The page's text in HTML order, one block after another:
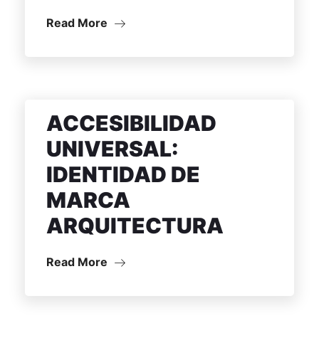
Read More
ACCESIBILIDAD
UNIVERSAL:
IDENTIDAD DE
MARCA
ARQUITECTURA
Read More